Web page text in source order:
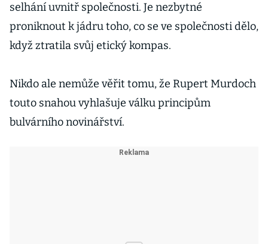
selhání uvnitř společnosti. Je nezbytné
proniknout k jádru toho, co se ve společnosti dělo,
když ztratila svůj etický kompas.
Nikdo ale nemůže věřit tomu, že Rupert Murdoch
touto snahou vyhlašuje válku principům
bulvárního novinářství.